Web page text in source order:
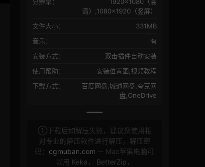
分辨率：
1920×1080（高
清）,1080×1920（竖屏）
文件大小：
331MB
音乐：
有
安装方式：
双击插件自动安装
使用帮助：
安装位置图,视频教程
下载方式：
百度网盘,城通网盘,夸克网
盘,OneDrive
①下载后如解压失败，建议您使用相
对专业的解压软件进行解压，解压密
码： cgmuban.com -- Mac苹果电脑可
以用 Keka ， BetterZip ，